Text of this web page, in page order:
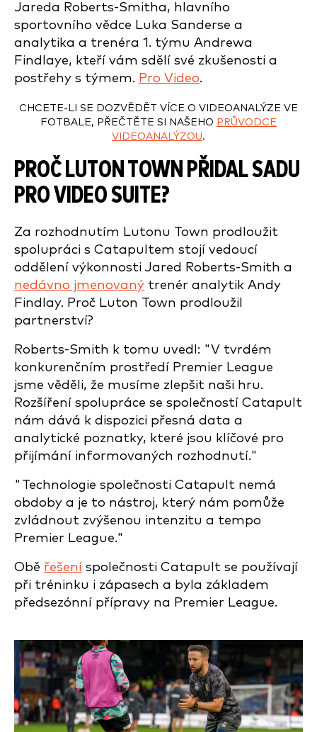
Jareda Roberts-Smitha, hlavního
sportovního vědce Luka Sanderse a
analytika a trenéra 1. týmu Andrewa
Findlaye, kteří vám sdělí své zkušenosti a
postřehy s týmem. Pro Video.
CHCETE-LI SE DOZVĚDĚT VÍCE O VIDEOANALÝZE VE
FOTBALE, PŘEČTĚTE SI NAŠEHO PRŮVODCE
VIDEOANALÝZOU.
PROČ LUTON TOWN PŘIDAL SADU
PRO VIDEO SUITE?
Za rozhodnutím Lutonu Town prodloužit
spolupráci s Catapultem stojí vedoucí
oddělení výkonnosti Jared Roberts-Smith a
nedávno jmenovaný trenér analytik Andy
Findlay. Proč Luton Town prodloužil
partnerství?
Roberts-Smith k tomu uvedl: "V tvrdém
konkurenčním prostředí Premier League
jsme věděli, že musíme zlepšit naši hru.
Rozšíření spolupráce se společností Catapult
nám dává k dispozici přesná data a
analytické poznatky, které jsou klíčové pro
přijímání informovaných rozhodnutí."
"Technologie společnosti Catapult nemá
obdoby a je to nástroj, který nám pomůže
zvládnout zvýšenou intenzitu a tempo
Premier League."
Obě řešení společnosti Catapult se používají
při tréninku i zápasech a byla základem
předsezónní přípravy na Premier League.